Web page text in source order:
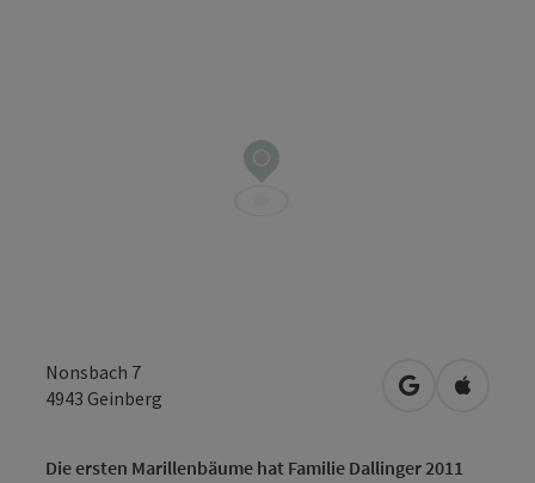
Nonsbach 7
4943 Geinberg in Google
in
Die ersten Marillenbäume hat Familie Dallinger 2011